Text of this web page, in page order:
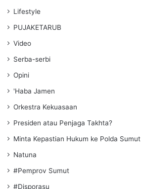
Lifestyle
PUJAKETARUB
Video
Serba-serbi
Opini
'Haba Jamen
Orkestra Kekuasaan
Presiden atau Penjaga Takhta?
Minta Kepastian Hukum ke Polda Sumut
Natuna
#Pemprov Sumut
#Disporasu